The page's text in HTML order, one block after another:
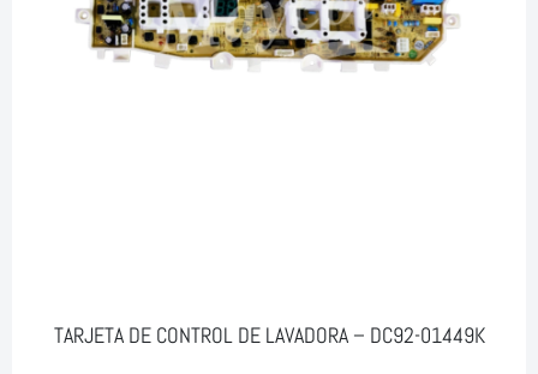
TARJETA DE CONTROL DE LAVADORA – DC92-01449K